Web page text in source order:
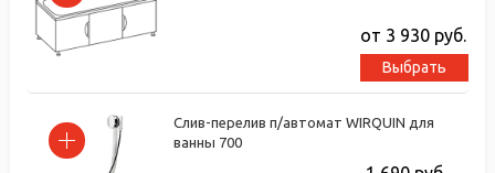
от 3 930 руб.
Выбрать
Слив-перелив п/автомат WIRQUIN для
ванны 700